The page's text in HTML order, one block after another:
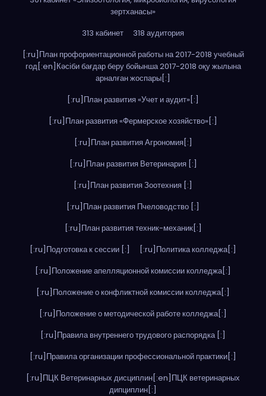
зертханасы»
313 кабинет
318 аудитория
[:ru]План профориентационной работы на 2017-2018 учебный
год[:en]Кәсіби бағдар беру бойынша 2017-2018 оқу жылына
арналған жоспары[:]
[:ru]План развития «Учет и аудит»[:]
[:ru]План развития «Фермерское хозяйство»[:]
[:ru]План развития Агрономия[:]
[:ru]План развития Ветеринария [:]
[:ru]План развития Зоотехния [:]
[:ru]План развития Пчеловодство [:]
[:ru]План развития техник-механик[:]
[:ru]Подготовка к сессии [:]
[:ru]Политика колледжа[:]
[:ru]Положение апелляционной комиссии колледжа[:]
[:ru]Положение о конфликтной комиссии колледжа[:]
[:ru]Положение о методической работе колледжа[:]
[:ru]Правила внутреннего трудового распорядка [:]
[:ru]Правила организации профессиональной практики[:]
[:ru]ПЦК Ветеринарных дисциплин[:en]ПЦК ветеринарных
дипциплин[:]